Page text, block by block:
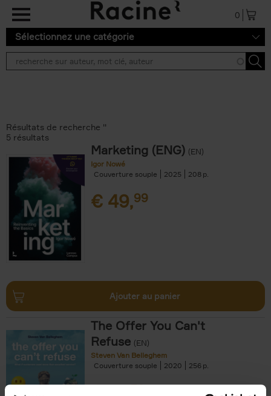
Aller au contenu principal
0
Sélectionnez une catégorie
Résultats de recherche ''
5 résultats
Marketing (ENG) (EN)
Igor Nowé
Couverture souple
2025 208
€ 49,99
Ajouter au panier
The Offer You Can't
Refuse (EN)
Steven Van Belleghem
Couverture souple
2020 256
50